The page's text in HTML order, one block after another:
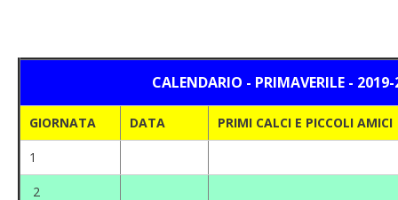
CALENDARIO - PRIMAVERILE -
GIORNATA DATA PRIMI CALCI E PICCOLI AMICI
1
2